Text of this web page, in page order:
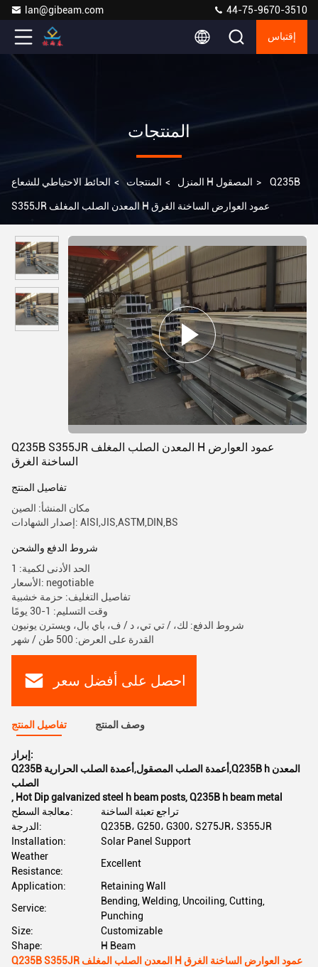
lan@gibeam.com 44-75-9670-3510
إقتباس
المنتجات
المنزل > المنتجات > الحائط الاحتياطي للشعاع H المصقول > Q235B
S355JR المعدن الصلب المغلف H عمود العوارض الساخنة الغرق
Q235B S355JR المعدن الصلب المغلف H عمود العوارض
الساخنة الغرق
تفاصيل المنتج
مكان المنشأ: الصين
إصدار الشهادات: AISI,JIS,ASTM,DIN,BS
شروط الدفع والشحن
الحد الأدنى لكمية: 1
الأسعار: negotiable
تفاصيل التغليف: حزمة خشبية
وقت التسليم: 1-30 يومًا
شروط الدفع: لك، / تي تي، د / ف، باي بال، ويسترن يونيون
القدرة على العرض: 500 طن / شهر
احصل على أفضل سعر
تفاصيل المنتج وصف المنتج
إبراز:
Q235B أعمدة الصلب المصقول,أعمدة الصلب الحرارية,Q235B h المعدن
الصلب
, Hot Dip galvanized steel h beam posts,Q235B h beam metal
معالجة السطح:
تراجع تعبئة الساخنة
الدرجة:
Q235B، G250، G300، S275JR، S355JR
Installation:
Solar Panel Support
Weather
Resistance:
Excellent
Application:
Retaining Wall
Service:
Bending, Welding, Uncoiling, Cutting,
Punching
Size:
Customizable
Shape:
H Beam
Q235B S355JR المعدن الصلب المغلف H عمود العوارض الساخنة الغرق